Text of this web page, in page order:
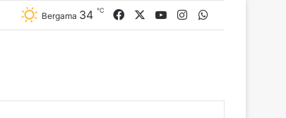
Bergama 34 ℃ Facebook YouTubeInstagram